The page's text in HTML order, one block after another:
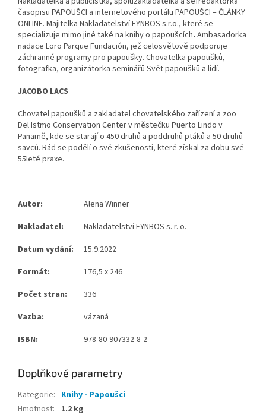
časopisu PAPOUŠCI a internetového portálu PAPOUŠCI – ČLÁNKY
ONLINE. Majitelka Nakladatelství FYNBOS s.r.o., které se
specializuje mimo jiné také na knihy o papoušcích. Ambasadorka
nadace Loro Parque Fundación, jež celosvětově podporuje
záchranné programy pro papoušky. Chovatelka papoušků,
fotografka, organizátorka seminářů Svět papoušků a lidí.
JACOBO LACS
Chovatel papoušků a zakladatel chovatelského zařízení a zoo
Del Istmo Conservation Center v městečku Puerto Lindo v
Panamě, kde se starají o 450 druhů a poddruhů ptáků a 50 druhů
savců. Rád se podělí o své zkušenosti, které získal za dobu své
55leté praxe.
Autor:
Alena Winner
Nakladatel:
Nakladatelství FYNBOS s. r. o.
Datum vydání:
15.9.2022
Formát:
176,5 x 246
Počet stran:
336
Vazba:
vázaná
ISBN:
978-80-907332-8-2
Doplňkové parametry
Kategorie: Knihy - Papoušci
Hmotnost:
1.2 kg